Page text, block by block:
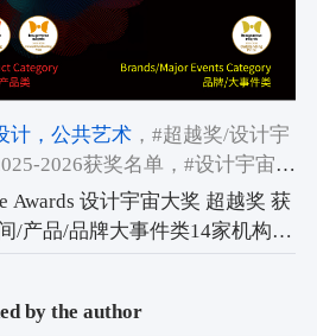
计，公共艺术，#超越奖/设计宇
2026获奖名单 ，#设计宇宙大
Awards 设计宇宙大奖 超越奖 获
/产品/品牌大事件类14家机构上
by the author